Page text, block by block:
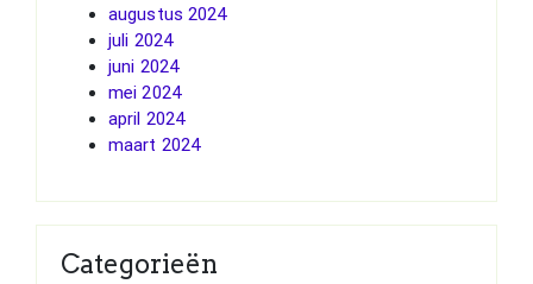
augustus 2024
juli 2024
juni 2024
mei 2024
april 2024
maart 2024
Categorieën